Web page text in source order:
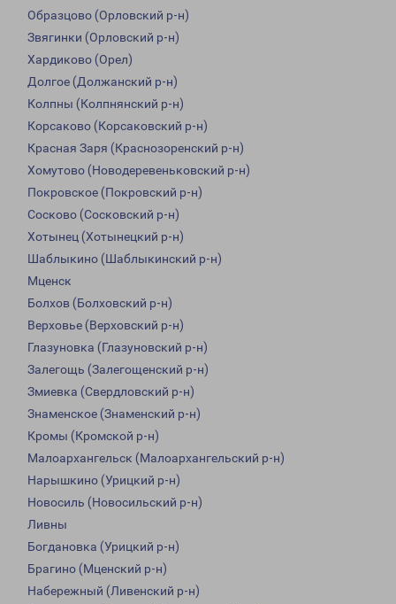
Образцово (Орловский р-н)
Звягинки (Орловский р-н)
Хардиково (Орел)
Долгое (Должанский р-н)
Колпны (Колпнянский р-н)
Корсаково (Корсаковский р-н)
Красная Заря (Краснозоренский р-н)
Хомутово (Новодеревеньковский р-н)
Покровское (Покровский р-н)
Сосково (Сосковский р-н)
Хотынец (Хотынецкий р-н)
Шаблыкино (Шаблыкинский р-н)
Мценск
Болхов (Болховский р-н)
Верховье (Верховский р-н)
Глазуновка (Глазуновский р-н)
Залегощь (Залегощенский р-н)
Змиевка (Свердловский р-н)
Знаменское (Знаменский р-н)
Кромы (Кромской р-н)
Малоархангельск (Малоархангельский р-н)
Нарышкино (Урицкий р-н)
Новосиль (Новосильский р-н)
Ливны
Богдановка (Урицкий р-н)
Брагино (Мценский р-н)
Набережный (Ливенский р-н)